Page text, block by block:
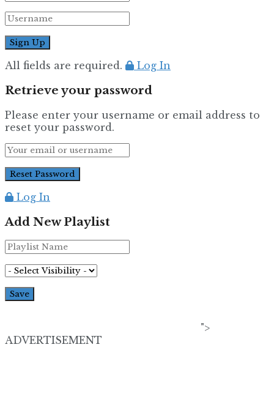
All fields are required. Log In
Retrieve your password
Please enter your username or email address to
reset your password.
Log In
Add New Playlist
">
ADVERTISEMENT